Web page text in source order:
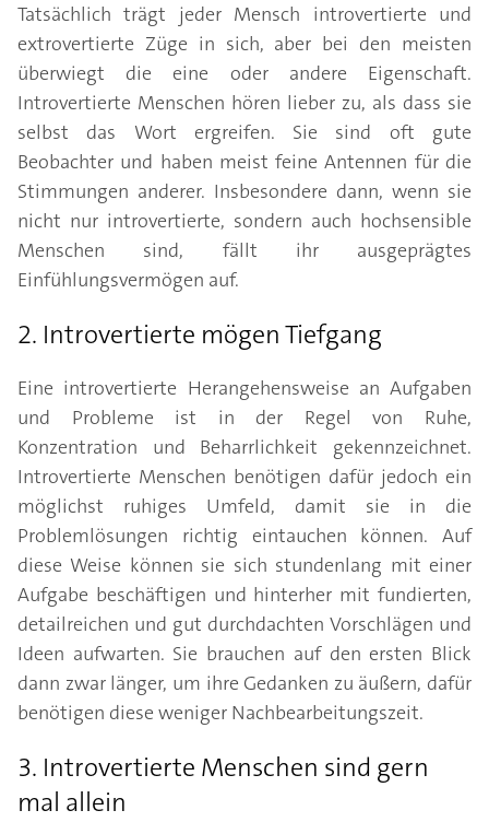
Tatsächlich trägt jeder Mensch introvertierte und
extrovertierte Züge in sich, aber bei den meisten
überwiegt die eine oder andere Eigenschaft.
Introvertierte Menschen hören lieber zu, als dass sie
selbst das Wort ergreifen. Sie sind oft gute
Beobachter und haben meist feine Antennen für die
Stimmungen anderer. Insbesondere dann, wenn sie
nicht nur introvertierte, sondern auch hochsensible
Menschen sind, fällt ihr ausgeprägtes
Einfühlungsvermögen auf.
2. Introvertierte mögen Tiefgang
Eine introvertierte Herangehensweise an Aufgaben
und Probleme ist in der Regel von Ruhe,
Konzentration und Beharrlichkeit gekennzeichnet.
Introvertierte Menschen benötigen dafür jedoch ein
möglichst ruhiges Umfeld, damit sie in die
Problemlösungen richtig eintauchen können. Auf
diese Weise können sie sich stundenlang mit einer
Aufgabe beschäftigen und hinterher mit fundierten,
detailreichen und gut durchdachten Vorschlägen und
Ideen aufwarten. Sie brauchen auf den ersten Blick
dann zwar länger, um ihre Gedanken zu äußern, dafür
benötigen diese weniger Nachbearbeitungszeit.
3. Introvertierte Menschen sind gern
mal allein